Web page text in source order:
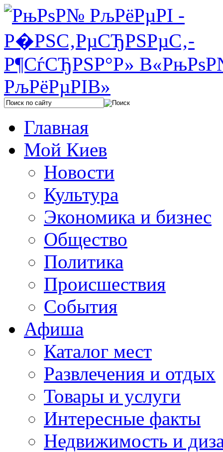
Главная
Мой Киев
Новости
Культура
Экономика и бизнес
Общество
Политика
Происшествия
События
Афиша
Каталог мест
Развлечения и отдых
Товары и услуги
Интересные факты
Недвижимость и